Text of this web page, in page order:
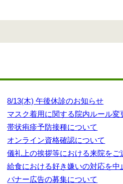
8/13(木) 午後休診のお知らせ
マスク着用に関する院内ルール変
帯状疱疹予防接種について
オンライン資格確認について
儀礼上の挨拶等における来院をご
給食における好き嫌いの対応を中
バナー広告の募集について